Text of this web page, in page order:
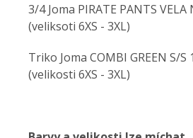
3/4 Joma PIRATE PANTS VELA
(veliksoti 6XS - 3XL)
Triko Joma COMBI GREEN S/S
(velikosti 6XS - 3XL)